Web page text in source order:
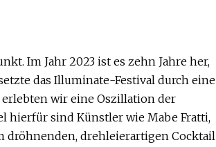
Im Jahr 2023 ist es zehn Jahre her,
das Illuminate-Festival durch eine
wir eine Oszillation der
hierfür sind Künstler wie Mabe Fratti,
dröhnenden, drehleierartigen Cocktail